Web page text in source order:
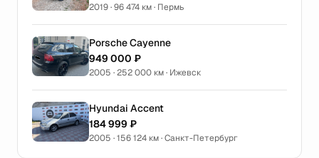
2019 · 96 474 км · Пермь
Porsche Cayenne
949 000 ₽
2005 · 252 000 км · Ижевск
Hyundai Accent
184 999 ₽
2005 · 156 124 км · Санкт-Петербург